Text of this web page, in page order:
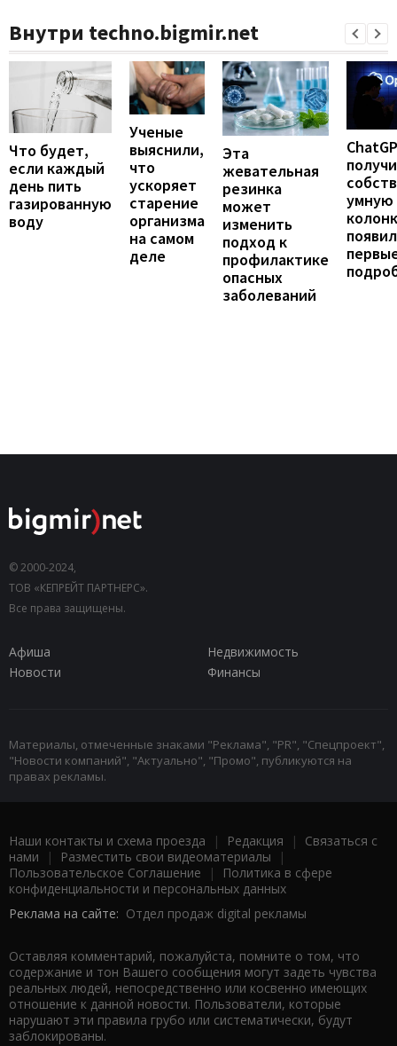
Внутри techno.bigmir.net
Что будет,
если каждый
день пить
газированную
воду
Ученые
выяснили,
что
ускоряет
старение
организма
на самом
деле
Эта
жевательная
резинка
может
изменить
подход к
профилактике
опасных
заболеваний
умную
© 2000-2024,
ТОВ «КЕПРЕЙТ ПАРТНЕРС».
Все права защищены.
Афиша
Недвижимость
Новости
Финансы
Материалы, отмеченные знаками "Реклама", "PR", "Спецпроект",
"Новости компаний", "Актуально", "Промо", публикуются на
правах рекламы.
Наши контакты и схема проезда | Редакция | Связаться с
нами | Разместить свои видеоматериалы |
Пользовательское Соглашение |
Политика в сфере
конфиденциальности и персональных данных
Реклама на сайте: Отдел продаж digital рекламы
Оставляя комментарий, пожалуйста, помните о том, что
содержание и тон Вашего сообщения могут задеть чувства
реальных людей, непосредственно или косвенно имеющих
отношение к данной новости. Пользователи, которые
нарушают эти правила грубо или систематически, будут
заблокированы.